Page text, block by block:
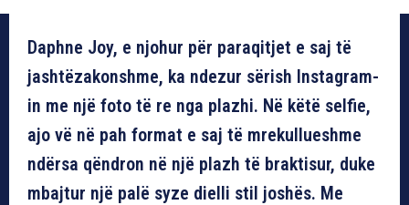
Daphne Joy, e njohur për paraqitjet e saj të
jashtëzakonshme, ka ndezur sërish Instagram-
in me një foto të re nga plazhi. Në këtë selfie,
ajo vë në pah format e saj të mrekullueshme
ndërsa qëndron në një plazh të braktisur, duke
mbajtur një palë syze dielli stil joshës. Me